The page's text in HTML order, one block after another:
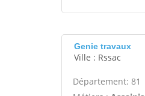
Genie travaux
Ville : Rssac
Département: 81